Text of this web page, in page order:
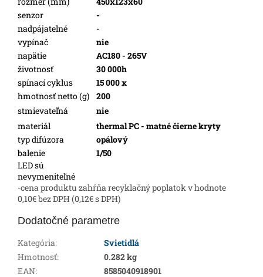
senzor
-
nadpájatelné
-
vypínač
nie
napätie
AC180 - 265V
životnosť
30 000h
spínací cyklus
15 000 x
hmotnosť netto (g)
200
stmievateľná
nie
materiál
thermal PC - matné čierne kryty
typ difúzora
opálový
balenie
1/50
LED sú
nevymeniteľné
-cena produktu zahŕňa recyklačný poplatok v hodnote
0,10€ bez DPH (0,12€ s DPH)
Dodatočné parametre
Kategória:
Svietidlá
Hmotnosť:
0.282 kg
EAN:
8585040918901